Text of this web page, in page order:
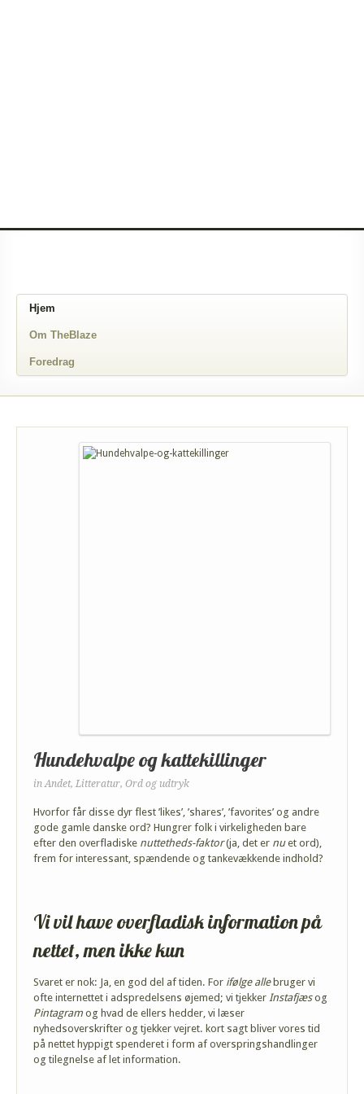
Hjem
Om TheBlaze
Foredrag
Hundehvalpe og kattekillinger
in Andet, Litteratur, Ord og udtryk
Hvorfor får disse dyr flest ’likes’, ’shares’, ’favorites’ og andre
gode gamle danske ord? Hungrer folk i virkeligheden bare
efter den overfladiske nuttetheds-faktor(ja, det er nuet ord),
frem for interessant, spændende og tankevækkende indhold?
Vi vil have overfladisk information på
nettet, men ikke kun
Svaret er nok: Ja, en god del af tiden. For ifølge allebruger vi
ofte internettet i adspredelsens øjemed; vi tjekker Instafjæsog
Pintagram og hvad de ellers hedder, vi læser
nyhedsoverskrifter og tjekker vejret. kort sagt bliver vores tid
på nettet hyppigt spenderet i form af overspringshandlinger
og tilegnelse af let information.